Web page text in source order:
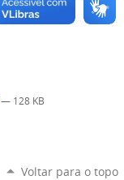
— 128 KB
Voltar para o topo